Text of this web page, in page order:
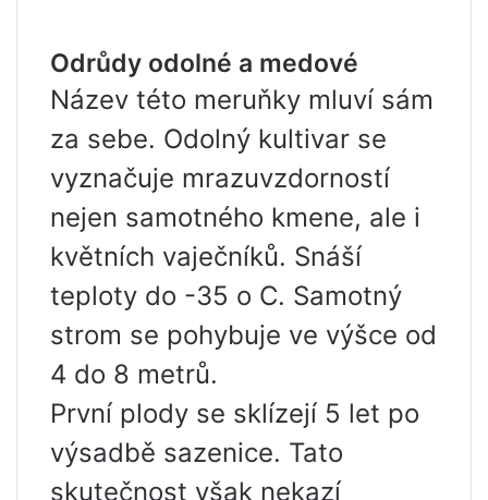
Odrůdy odolné a medové
Název této meruňky mluví sám
za sebe. Odolný kultivar se
vyznačuje mrazuvzdorností
nejen samotného kmene, ale i
květních vaječníků. Snáší
teploty do -35 o C. Samotný
strom se pohybuje ve výšce od
4 do 8 metrů.
První plody se sklízejí 5 let po
výsadbě sazenice. Tato
skutečnost však nekazí